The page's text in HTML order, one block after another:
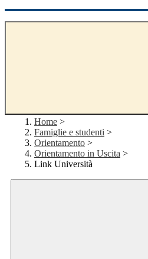
Campo di ricerca per le pagine del sito
Home >
Famiglie e studenti >
Orientamento >
Orientamento in Uscita >
Link Università